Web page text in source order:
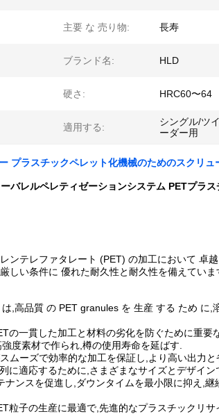
主要 な 売り物: 長寿
ブランド名: HLD
硬さ: HRC60〜64
適用する:
シングル/ツ
ーダー用
プラスチックペレット化機械のためのスクリュ
バレルペレティゼーションシステム PETプラ
ンテレファタレート (PET) の加工において 卓
しい条件に 優れた耐久性と耐久性を備えていま
,高品質 の PET granules を 生産 する ため に,
の一貫した加工と材料の劣化を防ぐために重要
度素材で作られ,樽の使用寿命を延ばす.
ムーズで効率的な加工を保証し,より高い出力と
に適応するために,さまざまなサイズとデザイン
ンスを促進し,ダウンタイムを最小限に抑え,継
粒子の生産に最適で,先進的なプラスチックリ